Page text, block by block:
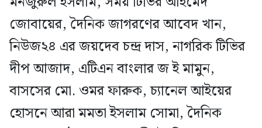
জোবায়ের, দৈনিক জাগরণের আবেদ খান,
নিউজ২৪ এর জয়দেব চন্দ্র দাস, নাগরিক টিভির
দীপ আজাদ, এটিএন বাংলার জ ই মামুন,
বাসসের মো. ওমর ফারুক, চ্যানেল আইয়ের
হোসনে আরা মমতা ইসলাম সোমা, দৈনিক